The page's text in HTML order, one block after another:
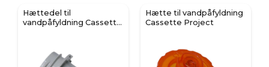
Hættedel til
vandpåfyldning Cassette
Hætte til vandpåfyldning
Cassette Project